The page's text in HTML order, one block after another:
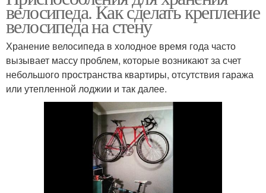
велосипеда. Как сделать крепление
велосипеда на стену
Хранение велосипеда в холодное время года часто
вызывает массу проблем, которые возникают за счет
небольшого пространства квартиры, отсутствия гаража
или утепленной лоджии и так далее.